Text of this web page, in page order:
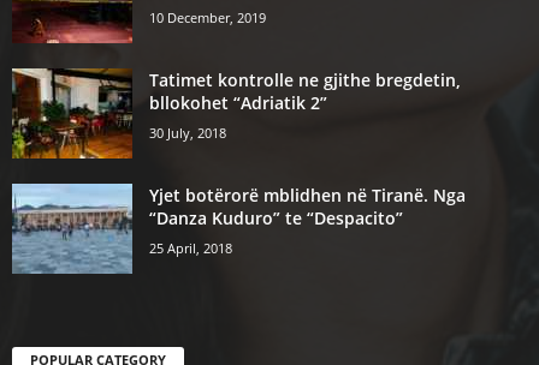
10 December, 2019
Tatimet kontrolle ne gjithe bregdetin,
bllokohet “Adriatik 2”
30 July, 2018
Yjet botërorë mblidhen në Tiranë. Nga
“Danza Kuduro” te “Despacito”
25 April, 2018
POPULAR CATEGORY